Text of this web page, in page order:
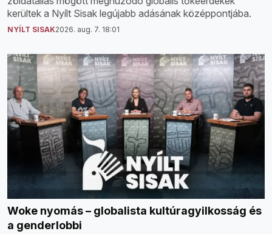
kerültek a Nyílt Sisak legújabb adásának középpontjába.
NYÍLT SISAK2026. aug. 7. 18:01
Woke nyomás – globalista kultúragyilkosság és
a genderlobbi